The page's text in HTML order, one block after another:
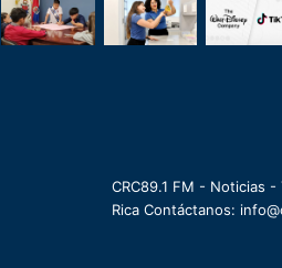
CRC89.1 FM - Noticias
Rica Contáctanos: